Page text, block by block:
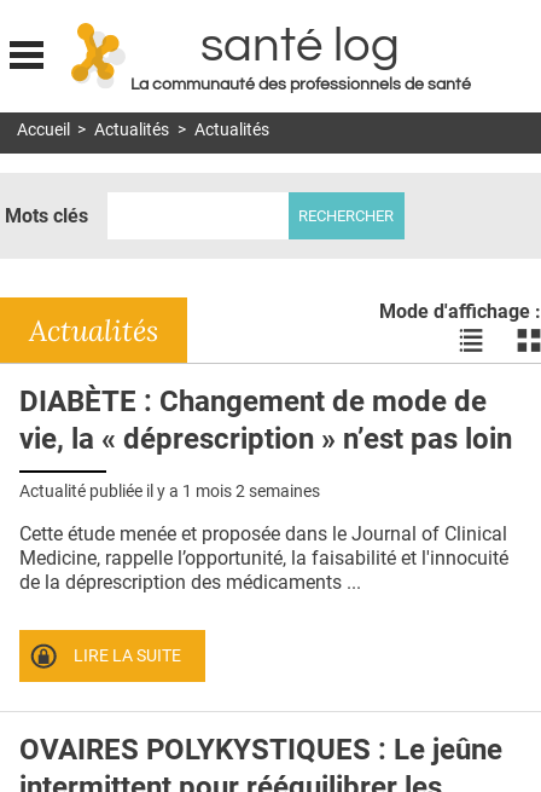
Jump to navigation
santé log
La communauté des professionnels de santé
MON COMPTE
DOSSIERS
RÉSEAUX
E-REVUE SAD
QUI SOMMES-NOUS ?
CONDITIONS GÉNÉRALES
CRÉDITS
Accueil > Actualités > Actualités
Mots clés
Mode d'affichage :
Voir
les
en
liste
les
Actualités
DIABÈTE : Changement de mode de
vie, la « déprescription » n’est pas loin
Actualité publiée il y a 1 mois 2 semaines
Cette étude menée et proposée dans le Journal of Clinical
Medicine, rappelle l’opportunité, la faisabilité et l'innocuité
de la déprescription des médicaments ...
LIRE LA SUITE
OVAIRES POLYKYSTIQUES : Le jeûne